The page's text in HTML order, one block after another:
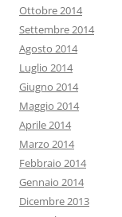
Ottobre 2014
Settembre 2014
Agosto 2014
Luglio 2014
Giugno 2014
Maggio 2014
Aprile 2014
Marzo 2014
Febbraio 2014
Gennaio 2014
Dicembre 2013